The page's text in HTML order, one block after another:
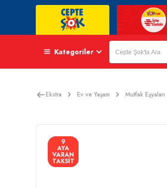
Kategoriler
Ekstra Ev ve Yaşam Mutfak Eşyaları
9
AYA
VARAN
TAKSİT